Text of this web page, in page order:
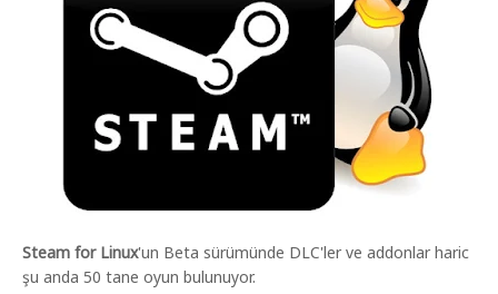
Steam for Linux'un Beta sürümünde DLC'ler ve addonlar haric
şu anda 50 tane oyun bulunuyor.